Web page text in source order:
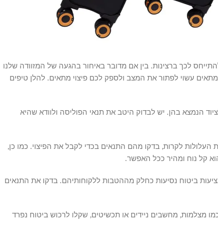
לכך ברצינות. בין אם מדובר באיחור בהגעה של המזוודה שלנו
עשוי לפתור את המצב ולספק לכם פיצוי מתאים. להלן טיפים
הנמצא בהן. יש לבדוק היטב את תנאי הפוליסה ולוודא שהיא
לקרות, בדקו מהם התנאים בכדי לקבל את הפיצוי. כמו כן,
קל נוח ומהיר ככל האפשר.
ביטוח נסיעות כחלק מההטבות ללקוחותיהם. בדקו את התנאים
מצלמות, מחשבים ניידים או תכשיטים, שקלו לרכוש ביטוח נפרד